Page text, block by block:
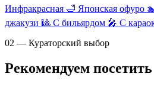
Инфракрасная 🛁 Японская офуро
джакузи 🎱 С бильярдом 🎤 С
02 — Кураторский выбор
Рекомендуем посетить